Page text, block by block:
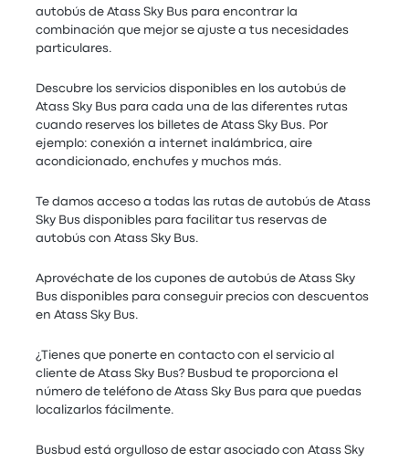
autobús de Atass Sky Bus para encontrar la
combinación que mejor se ajuste a tus necesidades
particulares.
Descubre los servicios disponibles en los autobús de
Atass Sky Bus para cada una de las diferentes rutas
cuando reserves los billetes de Atass Sky Bus. Por
ejemplo: conexión a internet inalámbrica, aire
acondicionado, enchufes y muchos más.
Te damos acceso a todas las rutas de autobús de Atass
Sky Bus disponibles para facilitar tus reservas de
autobús con Atass Sky Bus.
Aprovéchate de los cupones de autobús de Atass Sky
Bus disponibles para conseguir precios con descuentos
en Atass Sky Bus.
¿Tienes que ponerte en contacto con el servicio al
cliente de Atass Sky Bus? Busbud te proporciona el
número de teléfono de Atass Sky Bus para que puedas
localizarlos fácilmente.
Busbud está orgulloso de estar asociado con Atass Sky